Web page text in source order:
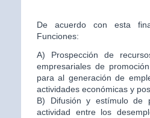
De acuerdo con esta
Funciones:
A) Prospección de
empresariales de
para al generación de
actividades económicas y
B) Difusión y estímulo de
actividad entre los